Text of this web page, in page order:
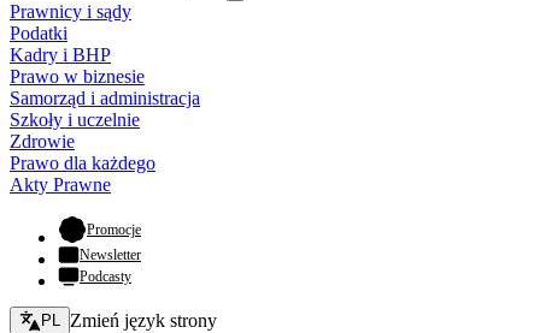
Prawnicy i sądy
Podatki
Kadry i BHP
Prawo w biznesie
Samorząd i administracja
Szkoły i uczelnie
Zdrowie
Prawo dla każdego
Akty Prawne
Promocje- otwiera się w nowej karcie
Newsletter
Podcasty
Zmień język - bieżący:
PL Zmień język strony